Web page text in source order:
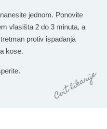
jednom. Ponovite
vlasišta 2 do 3 minuta, a
protiv ispadanja
kose.